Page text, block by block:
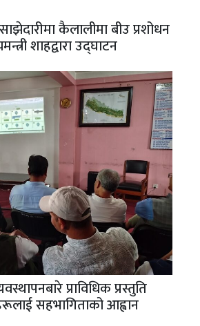
कैलालीमा बीउ प्रशोधन
शाहद्वारा उद्घाटन
प्राविधिक प्रस्तुति
सहभागिताको आह्वान